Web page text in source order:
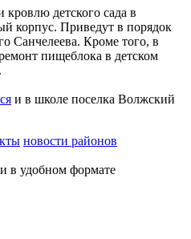
воду 8 августа: список
какие праздники отмечают 8
рассказал, как снизить риски
промышленное
7 общественных
детского сада в
корпус. Приведут в порядок
Санчелеева. Кроме того, в
пищеблока в детском
и в школе поселка Волжский
новости районов
в удобном формате